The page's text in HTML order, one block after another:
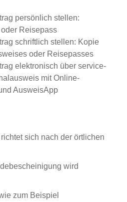
persönlich stellen:
Reisepass
schriftlich stellen: Kopie
oder Reisepasses
elektronisch über service-
mit Online-
AusweisApp
sich nach der örtlichen
wird
zum Beispiel